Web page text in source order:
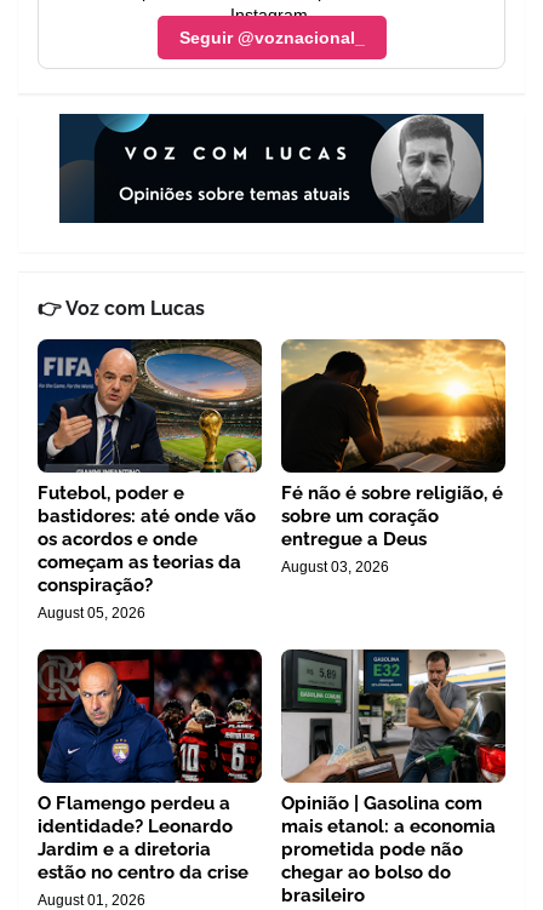
Instagram.
Seguir @voznacional_
👉 Voz com Lucas
Futebol, poder e
bastidores: até onde vão
os acordos e onde
começam as teorias da
conspiração?
August 05, 2026
Fé não é sobre religião, é
sobre um coração
entregue a Deus
August 03, 2026
O Flamengo perdeu a
identidade? Leonardo
Jardim e a diretoria
estão no centro da crise
August 01, 2026
Opinião | Gasolina com
mais etanol: a economia
prometida pode não
chegar ao bolso do
brasileiro